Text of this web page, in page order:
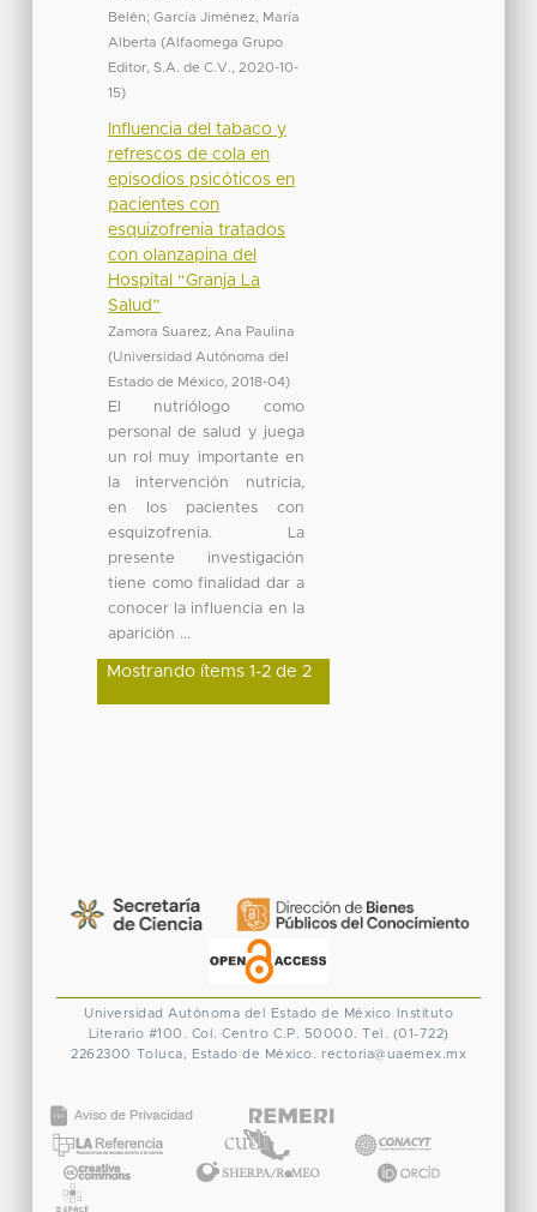
Belén; García Jiménez, María
Alberta (Alfaomega Grupo
Editor, S.A. de C.V.
2020-10-
15)
Influencia del tabaco y
refrescos de cola en
episodios psicóticos en
pacientes con
esquizofrenia tratados
con olanzapina del
Hospital “Granja La
Salud”
Zamora Suarez, Ana Paulina
(Universidad Autónoma del
Estado de México, 2018-04)
El nutriólogo como
personal de salud y juega
un rol muy importante en
la intervención nutricia,
en los pacientes con
esquizofrenia. La
presente investigación
tiene como finalidad dar a
conocer la influencia en la
aparición ...
Mostrando ítems 1-2 de 2
Universidad Autónoma del Estado de México
Instituto
Literario #100. Col. Centro C.P. 50000. Tel. (01-722)
2262300 Toluca, Estado de México. rectoria@uaemex.mx